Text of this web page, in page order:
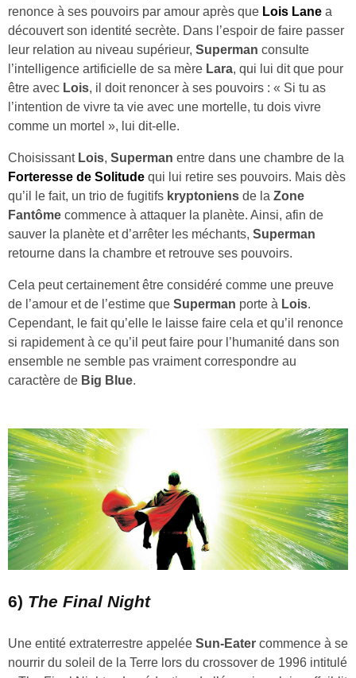
renonce à ses pouvoirs par amour après que Lois Lane a
découvert son identité secrète. Dans l’espoir de faire passer
leur relation au niveau supérieur, Superman consulte
l’intelligence artificielle de sa mère Lara, qui lui dit que pour
être avec Lois, il doit renoncer à ses pouvoirs : « Si tu as
l’intention de vivre ta vie avec une mortelle, tu dois vivre
comme un mortel », lui dit-elle.
Choisissant Lois, Superman entre dans une chambre de la
Forteresse de Solitude qui lui retire ses pouvoirs. Mais dès
qu’il le fait, un trio de fugitifs kryptoniens de la Zone
Fantôme commence à attaquer la planète. Ainsi, afin de
sauver la planète et d’arrêter les méchants, Superman
retourne dans la chambre et retrouve ses pouvoirs.
Cela peut certainement être considéré comme une preuve
de l’amour et de l’estime que Superman porte à Lois.
Cependant, le fait qu’elle le laisse faire cela et qu’il renonce
si rapidement à ce qu’il peut faire pour l’humanité dans son
ensemble ne semble pas vraiment correspondre au
caractère de Big Blue.
6) The Final Night
Une entité extraterrestre appelée Sun-Eater commence à se
nourrir du soleil de la Terre lors du crossover de 1996 intitulé